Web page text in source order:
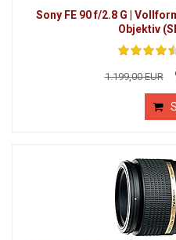
Sony FE 90 f/2.8 G |
Objektiv
1.199,00 EUR